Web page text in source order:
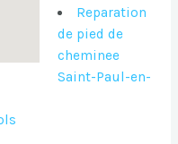
Reparation
de pied de
cheminee
Saint-Paul-en-